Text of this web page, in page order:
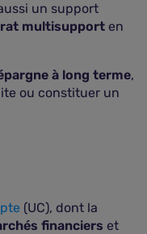
un support
multisupport en
à long terme,
ou constituer un
(UC), dont la
financiers et